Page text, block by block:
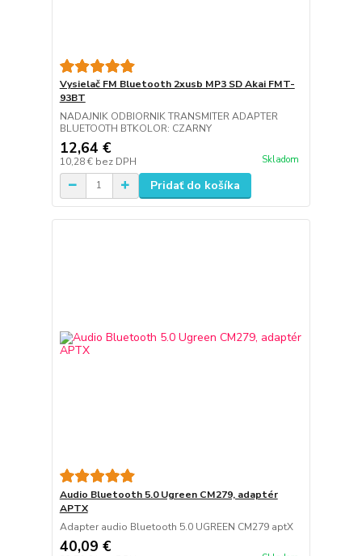
Vysielač FM Bluetooth 2xusb MP3 SD Akai FMT-
93BT
NADAJNIK ODBIORNIK TRANSMITER ADAPTER
BLUETOOTH BTKOLOR: CZARNY
12,64 €
10,28 € bez DPH Skladom
Pridať do košíka
Audio Bluetooth 5.0 Ugreen CM279, adaptér
APTX
Adapter audio Bluetooth 5.0 UGREEN CM279 aptX
40,09 €